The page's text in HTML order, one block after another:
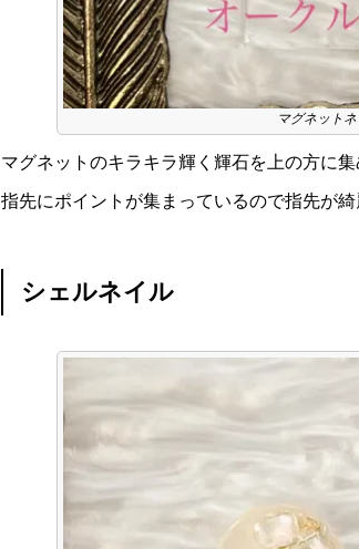
マグネット
マグネットのキラキラ輝く輝石を上の方に
指先にポイントが集まっているので指先が綺
シェルネイル